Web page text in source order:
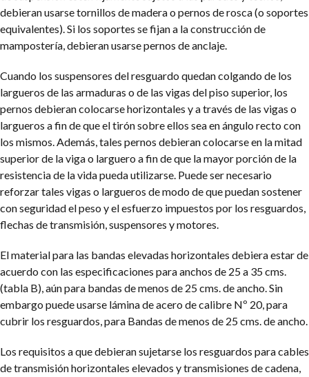
debieran usarse tornillos de madera o pernos de rosca (o soportes
equivalentes). Si los soportes se fijan a la construcción de
mampostería, debieran usarse pernos de anclaje.
Cuando los suspensores del resguardo quedan colgando de los
largueros de las armaduras o de las vigas del piso superior, los
pernos debieran colocarse horizontales y a través de las vigas o
largueros a fin de que el tirón sobre ellos sea en ángulo recto con
los mismos. Además, tales pernos debieran colocarse en la mitad
superior de la viga o larguero a fin de que la mayor porción de la
resistencia de la vida pueda utilizarse. Puede ser necesario
reforzar tales vigas o largueros de modo de que puedan sostener
con seguridad el peso y el esfuerzo impuestos por los resguardos,
flechas de transmisión, suspensores y motores.
El material para las bandas elevadas horizontales debiera estar de
acuerdo con las especificaciones para anchos de 25 a 35 cms.
(tabla B), aún para bandas de menos de 25 cms. de ancho. Sin
embargo puede usarse lámina de acero de calibre Nº 20, para
cubrir los resguardos, para Bandas de menos de 25 cms. de ancho.
Los requisitos a que debieran sujetarse los resguardos para cables
de transmisión horizontales elevados y transmisiones de cadena,